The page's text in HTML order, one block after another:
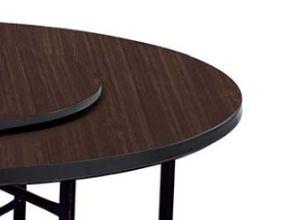
無
雙溪、貢寮、烏來、平溪、九份、石
門、林口 下福里、新店山區、三峽山區、
石碇、坪林、福隆、淡水山區、北投湖山
路、深坑山區
基隆山區
、村)、樓梯太小、無法搬運上樓等因
他的吊掛方式吊運，費用將由買方自
定特定時間送達，司機當天到貨前皆